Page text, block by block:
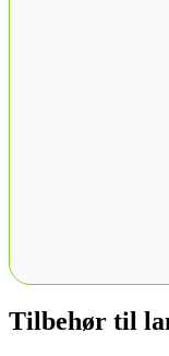
Tilbehør til